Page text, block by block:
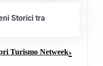
Storici tra
Turismo Netweek